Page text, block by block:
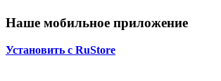
Наше мобильное приложение
Установить с RuStore